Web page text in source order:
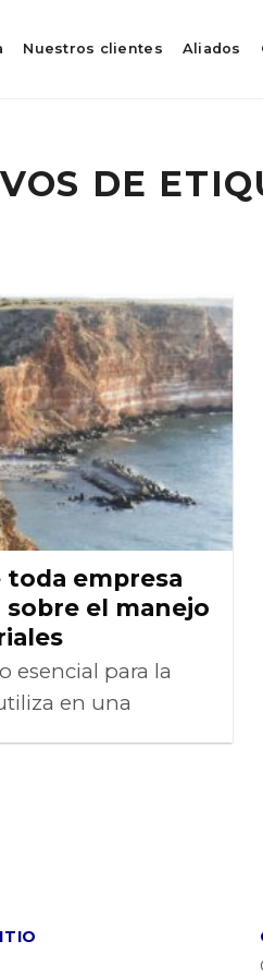
Nuestros clientes Aliados
DE
toda empresa
el manejo
esencial para la
en una